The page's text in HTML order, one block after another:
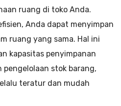
ruang di toko Anda.
Anda dapat menyimpan
ruang yang sama. Hal ini
kapasitas penyimpanan
stok barang,
teratur dan mudah